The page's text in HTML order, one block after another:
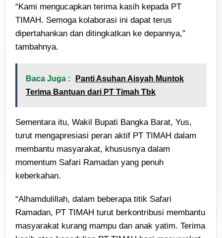
“Kami mengucapkan terima kasih kepada PT
TIMAH. Semoga kolaborasi ini dapat terus
dipertahankan dan ditingkatkan ke depannya,”
tambahnya.
Baca Juga :
Panti Asuhan Aisyah Muntok
Terima Bantuan dari PT Timah Tbk
Sementara itu, Wakil Bupati Bangka Barat, Yus,
turut mengapresiasi peran aktif PT TIMAH dalam
membantu masyarakat, khususnya dalam
momentum Safari Ramadan yang penuh
keberkahan.
“Alhamdulillah, dalam beberapa titik Safari
Ramadan, PT TIMAH turut berkontribusi membantu
masyarakat kurang mampu dan anak yatim. Terima